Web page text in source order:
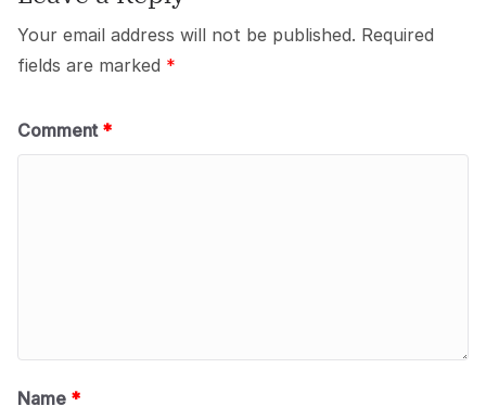
Your email address will not be published. Required
fields are marked *
Comment *
Name *